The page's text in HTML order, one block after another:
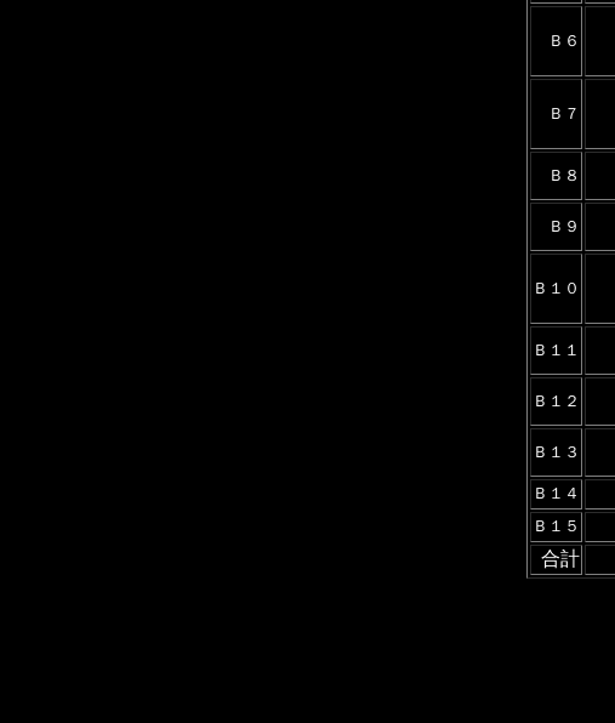
Ｂ６
Ｂ７
Ｂ８
Ｂ９
Ｂ１０
Ｂ１１
Ｂ１２
Ｂ１３
Ｂ１４
Ｂ１５
合計